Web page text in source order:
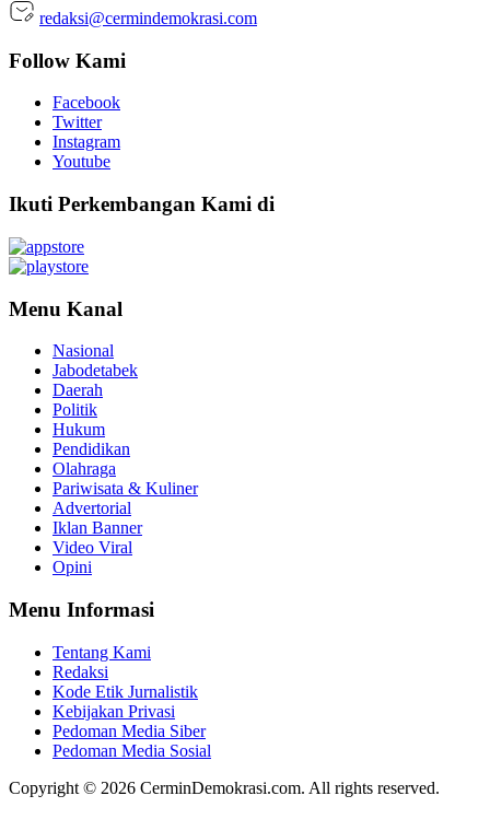
redaksi@cermindemokrasi.com
Follow Kami
Facebook
Twitter
Instagram
Youtube
Ikuti Perkembangan Kami di
Menu Kanal
Nasional
Jabodetabek
Daerah
Politik
Hukum
Pendidikan
Olahraga
Pariwisata & Kuliner
Advertorial
Iklan Banner
Video Viral
Opini
Menu Informasi
Tentang Kami
Redaksi
Kode Etik Jurnalistik
Kebijakan Privasi
Pedoman Media Siber
Pedoman Media Sosial
Copyright © 2026 CerminDemokrasi.com. All rights reserved.